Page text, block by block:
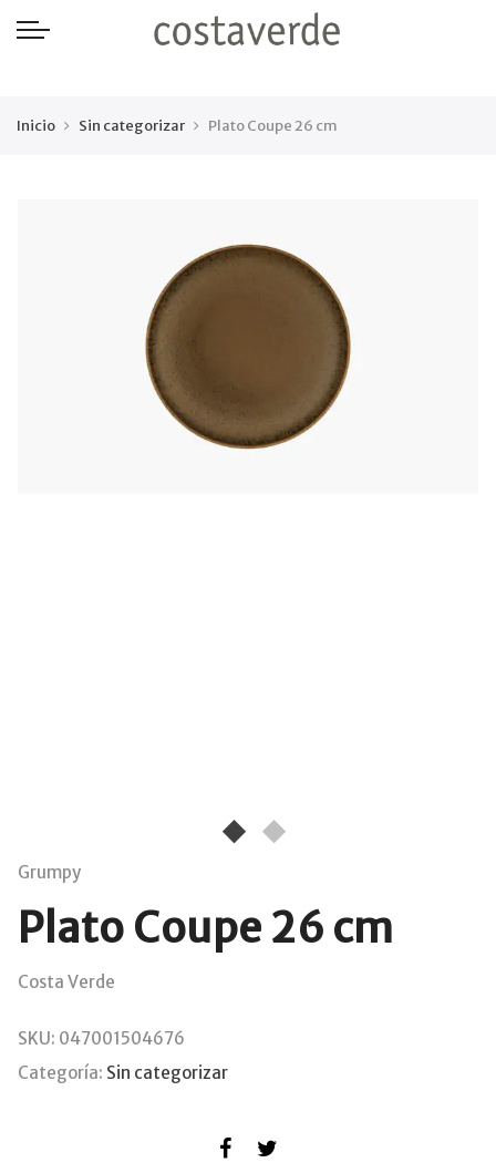
Inicio Sin categorizar Plato Coupe 26 cm
Grumpy
Plato Coupe 26 cm
Costa Verde
SKU: 047001504676
Categoría: Sin categorizar